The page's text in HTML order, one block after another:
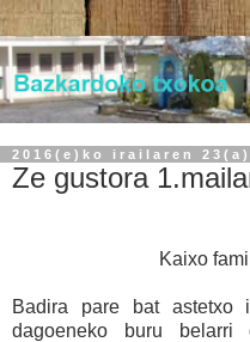
2016(e)ko irailaren
Ze gustora
Kaixo
Badira pare bat astetxo
dagoeneko buru belarri